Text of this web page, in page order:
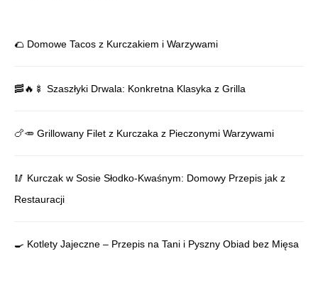
🌮 Domowe Tacos z Kurczakiem i Warzywami
🥓🔥🍢 Szaszłyki Drwala: Konkretna Klasyka z Grilla
🍗🥕 Grillowany Filet z Kurczaka z Pieczonymi Warzywami
🥢 Kurczak w Sosie Słodko-Kwaśnym: Domowy Przepis jak z
Restauracji
🍳 Kotlety Jajeczne – Przepis na Tani i Pyszny Obiad bez Mięsa